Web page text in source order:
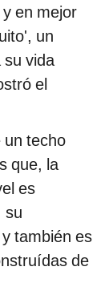
en mejor
un
su vida
el
un techo
que, la
es
su
también es
de